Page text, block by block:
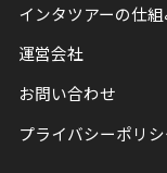
インタツアーの仕
運営会社
お問い合わせ
プライバシーポリシ